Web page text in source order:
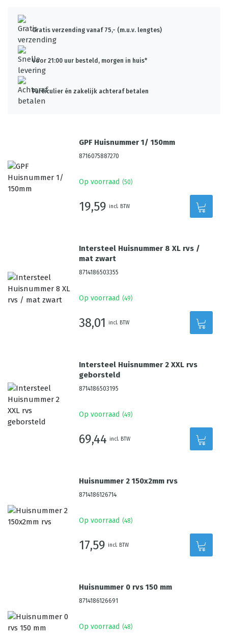
Gratis verzending vanaf 75,- (m.u.v. lengtes)
Voor 21:00 uur besteld, morgen in huis*
Particulier én zakelijk achteraf betalen
GPF Huisnummer 1/ 150mm
8716075887270
Op voorraad (50)
19,59 incl. BTW
Intersteel Huisnummer 8 XL rvs /
mat zwart
8714186503355
Op voorraad (49)
38,01 incl. BTW
Intersteel Huisnummer 2 XXL rvs
geborsteld
8714186503195
Op voorraad (49)
69,44 incl. BTW
Huisnummer 2 150x2mm rvs
8714186126714
Op voorraad (48)
17,59 incl. BTW
Huisnummer 0 rvs 150 mm
8714186126691
Op voorraad (48)